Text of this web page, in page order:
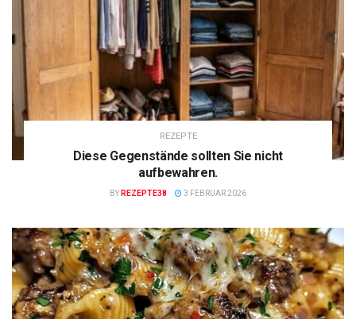
REZEPTE
Diese Gegenstände sollten Sie nicht
aufbewahren.
BY REZEPTE38 3 FEBRUAR 2026